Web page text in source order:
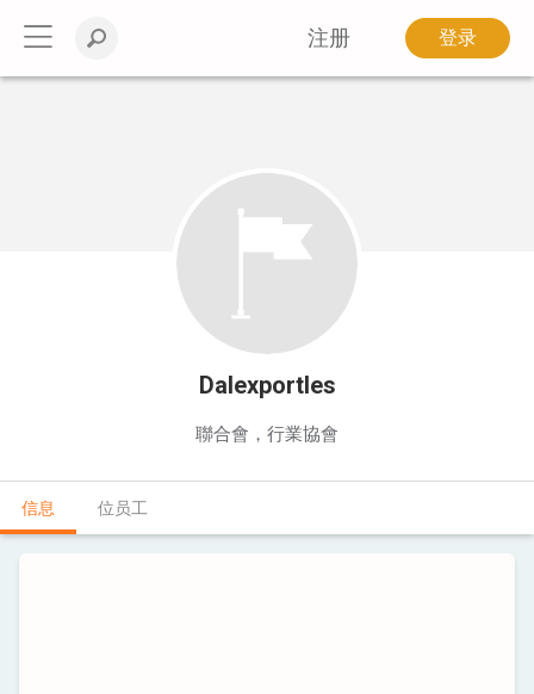
注册 登录
Dalexportles
聯合會，行業協會
信息 位员工